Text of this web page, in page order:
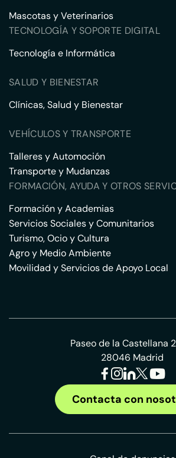
Mascotas y Veterinarios
TECNOLOGÍA Y SOPORTE DIGITAL
Tecnología e Informática
SALUD Y BIENESTAR
Clínicas, Salud y Bienestar
VEHÍCULOS Y TRANSPORTE
Talleres y Automoción
Transporte y Mudanzas
FORMACIÓN, AYUDA Y OTROS
Formación y Academias
Servicios Sociales y Comunitarios
Turismo, Ocio y Cultura
Agro y Medio Ambiente
Movilidad y Servicios de Apoyo Local
Paseo de la Castellana
28046 Madrid
Contacta con